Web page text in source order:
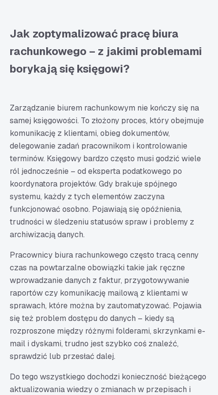
Jak zoptymalizować pracę biura
rachunkowego – z jakimi problemami
borykają się księgowi?
Zarządzanie biurem rachunkowym nie kończy się na
samej księgowości. To złożony proces, który obejmuje
komunikację z klientami, obieg dokumentów,
delegowanie zadań pracownikom i kontrolowanie
terminów. Księgowy bardzo często musi godzić wiele
ról jednocześnie – od eksperta podatkowego po
koordynatora projektów. Gdy brakuje spójnego
systemu, każdy z tych elementów zaczyna
funkcjonować osobno. Pojawiają się opóźnienia,
trudności w śledzeniu statusów spraw i problemy z
archiwizacją danych.
Pracownicy biura rachunkowego często tracą cenny
czas na powtarzalne obowiązki takie jak ręczne
wprowadzanie danych z faktur, przygotowywanie
raportów czy komunikację mailową z klientami w
sprawach, które można by zautomatyzować. Pojawia
się też problem dostępu do danych – kiedy są
rozproszone między różnymi folderami, skrzynkami e-
mail i dyskami, trudno jest szybko coś znaleźć,
sprawdzić lub przesłać dalej.
Do tego wszystkiego dochodzi konieczność bieżącego
aktualizowania wiedzy o zmianach w przepisach i